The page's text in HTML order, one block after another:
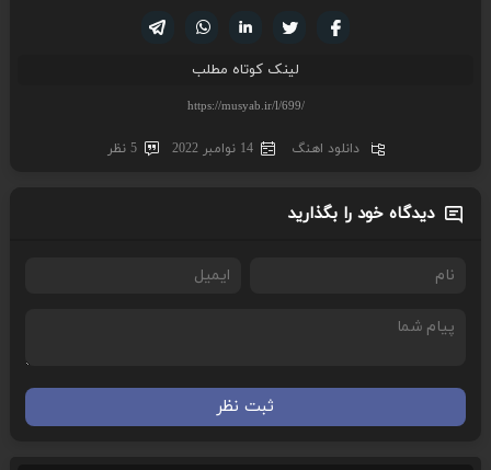
لینکدین تویتر
فیسوک
لینک کوتاه مطلب
دانلود اهنگ 14 نوامبر 2022 5 نظر
دیدگاه خود را بگذارید
ثبت نظر